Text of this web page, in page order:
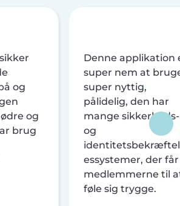
og
og
brug
Denne applikation
super nem at
super nyttig,
pålidelig, den har
mange sikkerheds-
og
essystemer, der får
medlemmerne til
føle sig trygge.